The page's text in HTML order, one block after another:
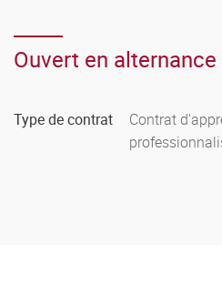
Ouvert en alternance
Type de contrat
Contrat